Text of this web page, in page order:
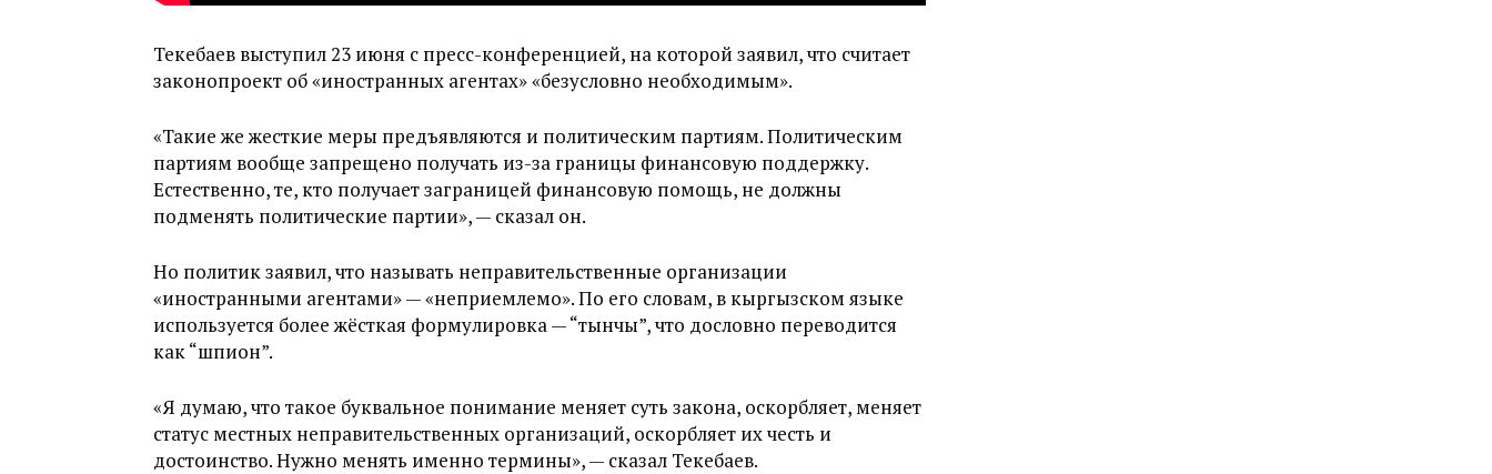
Текебаев выступил 23 июня с пресс-конференцией, на которой заявил, что считает
законопроект об «иностранных агентах» «безусловно необходимым».
«Такие же жесткие меры предъявляются и политическим партиям. Политическим
партиям вообще запрещено получать из-за границы финансовую поддержку.
Естественно, те, кто получает заграницей финансовую помощь, не должны
подменять политические партии», — сказал он.
Но политик заявил, что называть неправительственные организации
«иностранными агентами» — «неприемлемо». По его словам, в кыргызском языке
используется более жёсткая формулировка — “тынчы”, что дословно переводится
как “шпион”.
«Я думаю, что такое буквальное понимание меняет суть закона, оскорбляет, меняет
статус местных неправительственных организаций, оскорбляет их честь и
достоинство. Нужно менять именно термины», — сказал Текебаев.